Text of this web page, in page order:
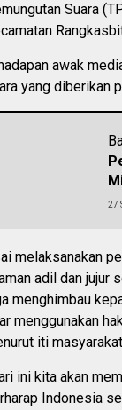
Suara
awak
yang diberikan
27
melaksanakan
adil dan jujur
menghimbau
menggunakan
iti
ini kita akan
Indonesia